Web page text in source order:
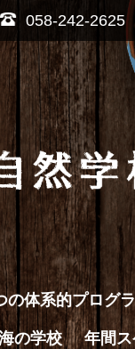
058-242-2625
の体系的プログ
の学校 年間